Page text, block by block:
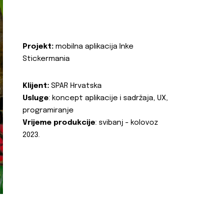
Projekt: mobilna aplikacija Inke
Stickermania
Klijent: SPAR Hrvatska
Usluge: koncept aplikacije i sadržaja, UX,
programiranje
Vrijeme produkcije: svibanj - kolovoz
2023.